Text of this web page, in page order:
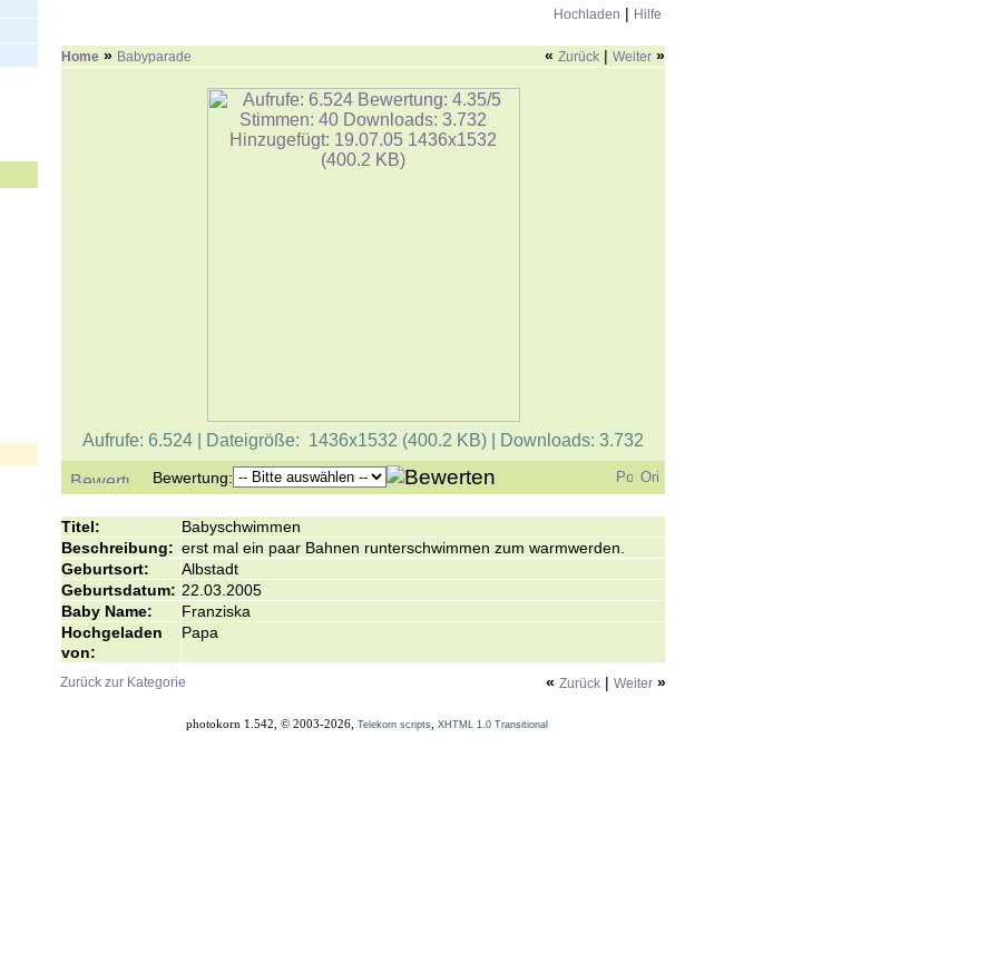
Hochladen | Hilfe
Home » Babyparade « Zurück | Weiter »
Aufrufe: 6.524 | Dateigröße: 1436x1532 (400.2 KB) | Downloads: 3.732
Bewertung:
Titel:
Babyschwimmen
Beschreibung: erst mal ein paar Bahnen runterschwimmen zum warmwerden.
Geburtsort:
Albstadt
Geburtsdatum: 22.03.2005
Baby Name:
Franziska
Hochgeladen
von:
Papa
Zurück zur Kategorie « Zurück | Weiter »
photokorn 1.542, © 2003-2026, Telekorn scripts, XHTML 1.0 Transitional